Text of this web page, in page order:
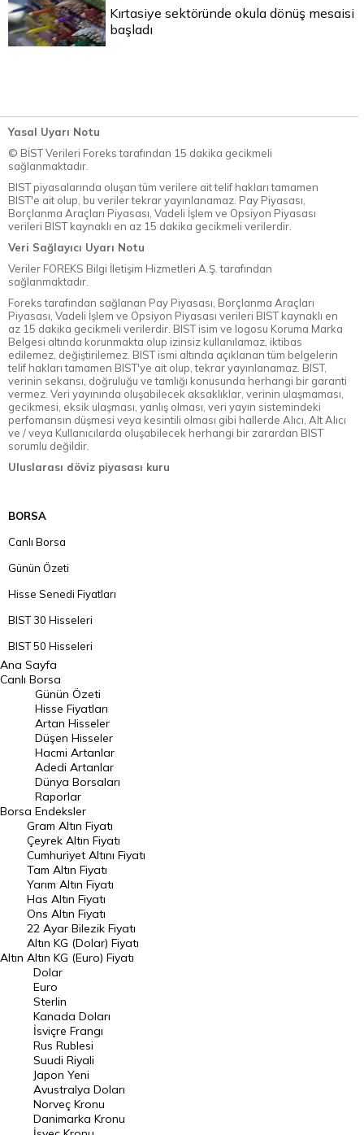
Kırtasiye sektöründe okula dönüş mesaisi
başladı
Yasal Uyarı Notu
© BİST Verileri Foreks tarafından 15 dakika gecikmeli
sağlanmaktadır.
BIST piyasalarında oluşan tüm verilere ait telif hakları tamamen
BIST'e ait olup, bu veriler tekrar yayınlanamaz. Pay Piyasası,
Borçlanma Araçları Piyasası, Vadeli İşlem ve Opsiyon Piyasası
verileri BIST kaynaklı en az 15 dakika gecikmeli verilerdir.
Veri Sağlayıcı Uyarı Notu
Veriler FOREKS Bilgi İletişim Hizmetleri A.Ş. tarafından
sağlanmaktadır.
Foreks tarafından sağlanan Pay Piyasası, Borçlanma Araçları
Piyasası, Vadeli İşlem ve Opsiyon Piyasası verileri BIST kaynaklı en
az 15 dakika gecikmeli verilerdir. BIST isim ve logosu Koruma Marka
Belgesi altında korunmakta olup izinsiz kullanılamaz, iktibas
edilemez, değiştirilemez. BIST ismi altında açıklanan tüm belgelerin
telif hakları tamamen BIST'ye ait olup, tekrar yayınlanamaz. BIST,
verinin sekansı, doğruluğu ve tamlığı konusunda herhangi bir garanti
vermez. Veri yayınında oluşabilecek aksaklıklar, verinin ulaşmaması,
gecikmesi, eksik ulaşması, yanlış olması, veri yayın sistemindeki
perfomansın düşmesi veya kesintili olması gibi hallerde Alıcı, Alt Alıcı
ve / veya Kullanıcılarda oluşabilecek herhangi bir zarardan BIST
sorumlu değildir.
Uluslarası döviz piyasası kuru
BORSA
Canlı Borsa
Günün Özeti
Hisse Senedi Fiyatları
BIST 30 Hisseleri
BIST 50 Hisseleri
BIST 100 Hisseleri
En Çok Artan Hisseler
En Çok Düşen Hisseler
Hacmi Artanlar
Geçmiş Kapanışlar
Dünya Borsaları
Raporlar
Endeksler
DÖVİZ
Döviz Kuru
Dolar Kuru
Euro Kuru
Pound Kuru
Frank Kuru
Riyal Kuru
Avustralya Doları
Danimarka Kronu Kuru
Kanada Doları Kuru
Ana Sayfa
Canlı Borsa
Borsa
Günün Özeti
Hisse Fiyatları
Artan Hisseler
Düşen Hisseler
Hacmi Artanlar
Adedi Artanlar
Dünya Borsaları
Raporlar
Endeksler
Altın
Gram Altın Fiyatı
Çeyrek Altın Fiyatı
Cumhuriyet Altını Fiyatı
Tam Altın Fiyatı
Yarım Altın Fiyatı
Has Altın Fiyatı
Ons Altın Fiyatı
22 Ayar Bilezik Fiyatı
Altın KG (Dolar) Fiyatı
Altın KG (Euro) Fiyatı
Dolar
Euro
Sterlin
Kanada Doları
İsviçre Frangı
Rus Rublesi
Suudi Riyali
Japon Yeni
Avustralya Doları
Norveç Kronu
Danimarka Kronu